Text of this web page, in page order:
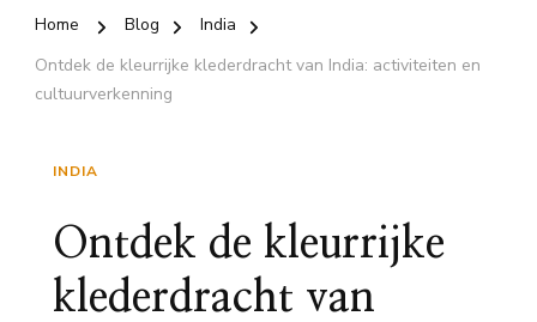
Home Blog
India
Ontdek de kleurrijke klederdracht van India: activiteiten en
cultuurverkenning
INDIA
Ontdek de kleurrijke
klederdracht van